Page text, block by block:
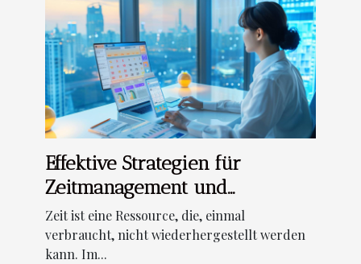
Effektive Strategien für
Zeitmanagement und
Produktivitätssteigerung im
Berufsalltag
Zeit ist eine Ressource, die, einmal
verbraucht, nicht wiederhergestellt werden
kann. Im...